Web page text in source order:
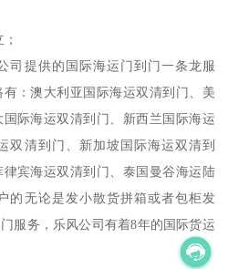
司提供的国际海运门到门一条龙服
：澳大利亚国际海运双清到门、美
际海运双清到门、新西兰国际海运
双清到门、新加坡国际海运双清到
宾海运双清到门、泰国曼谷海运陆
的无论是发小散货拼箱或者包柜发
服务，乐风公司有着8年的国际货运